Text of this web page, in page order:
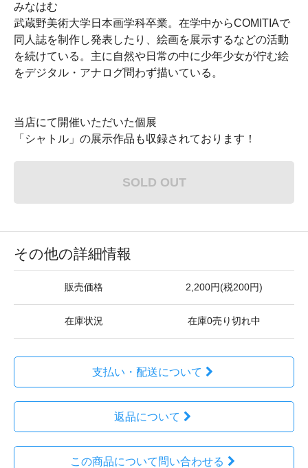
みなはむ
武蔵野美術大学日本画学科卒業。在学中からCOMITIAで
同人誌を制作し発表したり、絵画を展示するなどの活動
を続けている。主に自然や日常の中に少年少女が佇む絵
をデジタル・アナログ問わず描いている。
当店にて開催いただいた個展
「シャトル」の展示作品も収録されております！
SOLD OUT
その他の詳細情報
販売価格 2,200円(税200円)
在庫状況 在庫0売り切れ中
支払い・配送について
返品について
この商品について問い合わせる